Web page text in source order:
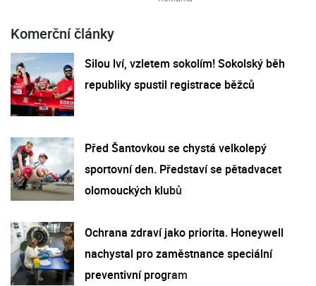
Komerční články
Silou lví, vzletem sokolím! Sokolský běh
republiky spustil registrace běžců
Před Šantovkou se chystá velkolepý
sportovní den. Představí se pětadvacet
olomouckých klubů
Ochrana zdraví jako priorita. Honeywell
nachystal pro zaměstnance speciální
preventivní program